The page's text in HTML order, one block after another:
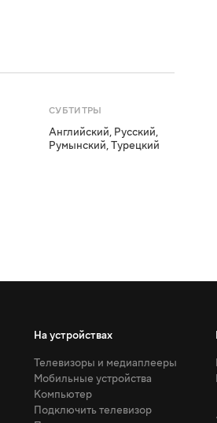
СУБТИТРЫ
Английский, Русский,
Румынский,Турецкий
На устройствах
Телевизоры и медиаплееры
Мобильные устройства
Компьютер
Подключить телевизор